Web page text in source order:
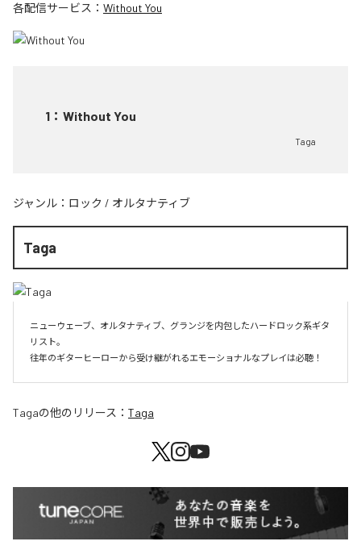
各配信サービス： Without You
1 ： Without You
Taga
ジャンル： ロック / オルタナティブ
Taga
ニューウェーブ、オルタナティブ、グランジを内包したハードロック系ギタ
リスト。
往年のギターヒーローから受け継がれるエモーショナルなプレイは必聴！
Tagaの他のリリース： Taga